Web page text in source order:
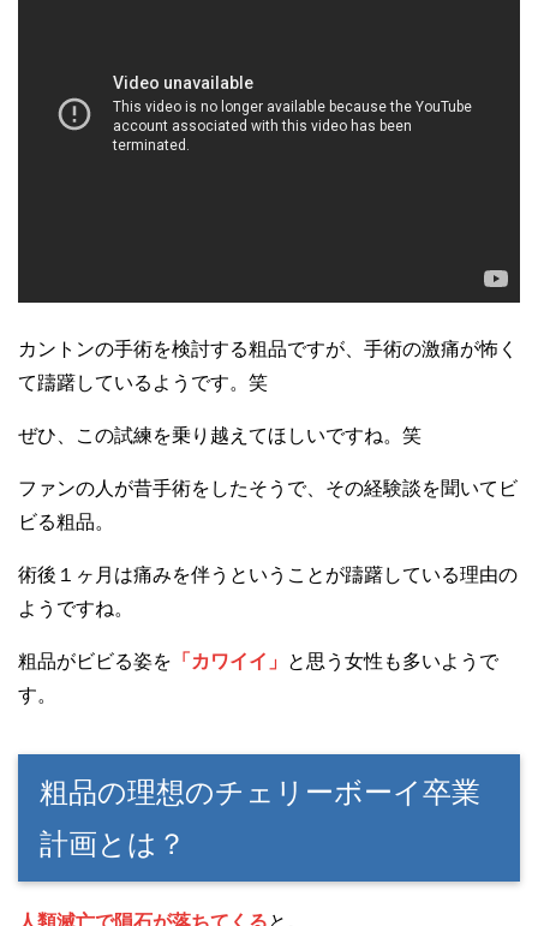
カントンの手術を検討する粗品ですが、手術の激痛が怖く
て躊躇しているようです。笑
ぜひ、この試練を乗り越えてほしいですね。笑
ファンの人が昔手術をしたそうで、その経験談を聞いてビ
ビる粗品。
術後１ヶ月は痛みを伴うということが躊躇している理由の
ようですね。
粗品がビビる姿を 「カワイイ」
と思う女性も多いようで
す。
粗品の理想のチェリーボーイ卒業
計画とは？